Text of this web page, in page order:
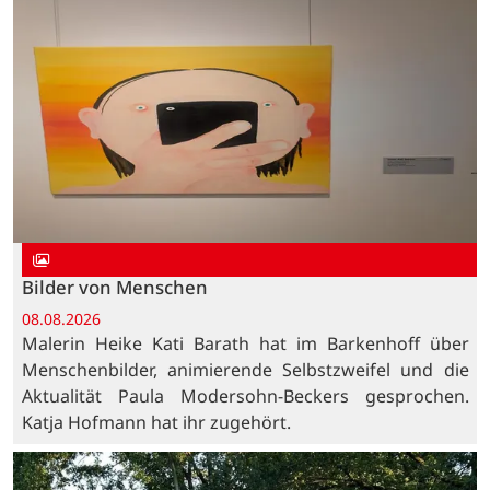
Bilder von Menschen
08.08.2026
Malerin Heike Kati Barath hat im Barkenhoff über
Menschenbilder, animierende Selbstzweifel und die
Aktualität Paula Modersohn-Beckers gesprochen.
Katja Hofmann hat ihr zugehört.